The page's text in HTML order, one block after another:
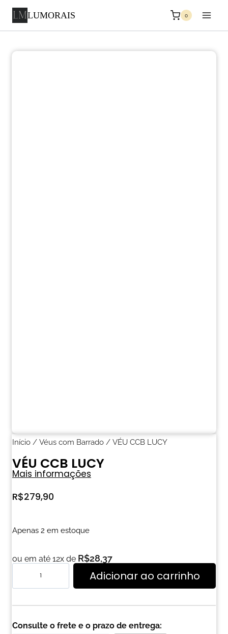
LUMORAIS 0
Início / Véus com Barrado / VÉU CCB LUCY
VÉU CCB LUCY
Mais informações
R$279,90
Apenas 2 em estoque
ou em até 12x de R$28,37
Adicionar ao carrinho
Consulte o frete e o prazo de entrega: